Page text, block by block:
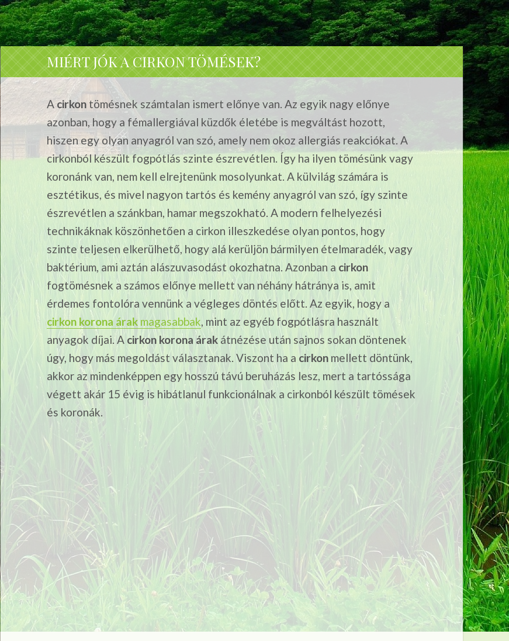
MIÉRT JÓK A CIRKON TÖMÉSEK?
A cirkon tömésnek számtalan ismert előnye van. Az egyik nagy előnye
azonban, hogy a fémallergiával küzdők életébe is megváltást hozott,
hiszen egy olyan anyagról van szó, amely nem okoz allergiás reakciókat. A
cirkonból készült fogpótlás szinte észrevétlen. Így ha ilyen tömésünk vagy
koronánk van, nem kell elrejtenünk mosolyunkat. A külvilág számára is
esztétikus, és mivel nagyon tartós és kemény anyagról van szó, így szinte
észrevétlen a szánkban, hamar megszokható. A modern felhelyezési
technikáknak köszönhetően a cirkon illeszkedése olyan pontos, hogy
szinte teljesen elkerülhető, hogy alá kerüljön bármilyen ételmaradék, vagy
baktérium, ami aztán alászuvasodást okozhatna. Azonban a cirkon
fogtömésnek a számos előnye mellett van néhány hátránya is, amit
érdemes fontolóra vennünk a végleges döntés előtt. Az egyik, hogy a
cirkon korona árak magasabbak , mint az egyéb fogpótlásra használt
anyagok díjai. A cirkon korona árak átnézése után sajnos sokan döntenek
úgy, hogy más megoldást választanak. Viszont ha a cirkon mellett döntünk,
akkor az mindenképpen egy hosszú távú beruházás lesz, mert a tartóssága
végett akár 15 évig is hibátlanul funkcionálnak a cirkonból készült tömések
és koronák.